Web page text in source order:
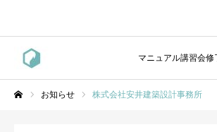
マニュアル講習会
お知らせ 株式会社安井建築設計事務所